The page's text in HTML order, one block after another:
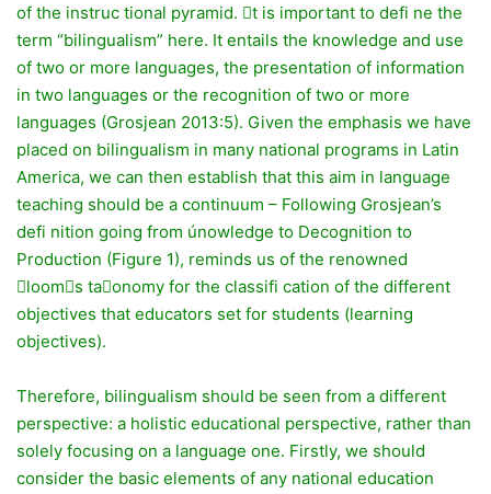
of the instruc tional pyramid. 􀀬t is important to defi ne the
term “bilingualism” here. It entails the knowledge and use
of two or more languages, the presentation of information
in two languages or the recognition of two or more
languages (Grosjean 2013:5). Given the emphasis we have
placed on bilingualism in many national programs in Latin
America, we can then establish that this aim in language
teaching should be a continuum – Following Grosjean’s
defi nition going from únowledge to Decognition to
Production (Figure 1), reminds us of the renowned
􀀥loom􀂍s ta􀁛onomy for the classifi cation of the different
objectives that educators set for students (learning
objectives).
Therefore, bilingualism should be seen from a different
perspective: a holistic educational perspective, rather than
solely focusing on a language one. Firstly, we should
consider the basic elements of any national education